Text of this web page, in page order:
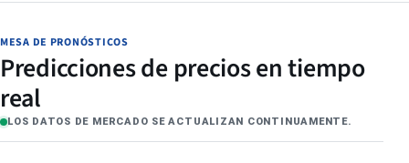
MESA DE PRONÓSTICOS
Predicciones de precios en tiempo
real
LOS DATOS DE MERCADO SE ACTUALIZAN CONTINUAMENTE.